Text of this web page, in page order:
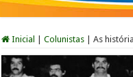
Inicial Colunistas As